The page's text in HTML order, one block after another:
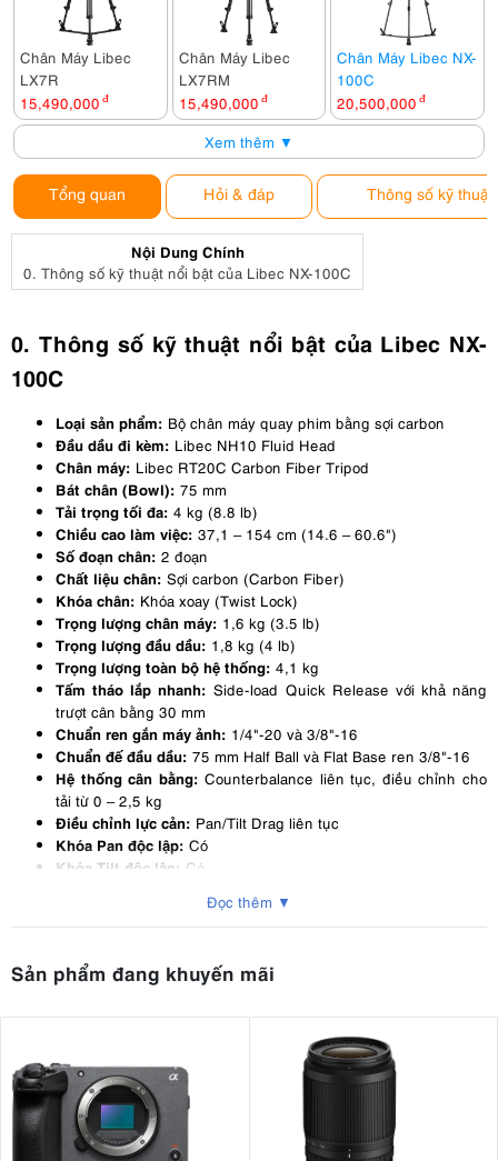
Chân Máy Libec
LX7R
15,490,000 đ
Chân Máy Libec
LX7RM
15,490,000 đ
Chân Máy Libec NX-
100C
20,500,000 đ
Xem thêm ▼
Tổng quan Hỏi & đáp Thông số kỹ thuật
Nội Dung Chính
0. Thông số kỹ thuật nổi bật của Libec NX-100C
0. Thông số kỹ thuật nổi bật của Libec NX-
100C
Loại sản phẩm: Bộ chân máy quay phim bằng sợi carbon
Đầu dầu đi kèm: Libec NH10 Fluid Head
Chân máy: Libec RT20C Carbon Fiber Tripod
Bát chân (Bowl): 75 mm
Tải trọng tối đa: 4 kg (8.8 lb)
Chiều cao làm việc: 37,1 – 154 cm (14.6 – 60.6")
Số đoạn chân: 2 đoạn
Chất liệu chân: Sợi carbon (Carbon Fiber)
Khóa chân: Khóa xoay (Twist Lock)
Trọng lượng chân máy: 1,6 kg (3.5 lb)
Trọng lượng đầu dầu: 1,8 kg (4 lb)
Trọng lượng toàn bộ hệ thống: 4,1 kg
Tấm tháo lắp nhanh: Side-load Quick Release với khả năng
trượt cân bằng 30 mm
Chuẩn ren gắn máy ảnh: 1/4"-20 và 3/8"-16
Chuẩn đế đầu dầu: 75 mm Half Ball và Flat Base ren 3/8"-16
Hệ thống cân bằng: Counterbalance liên tục, điều chỉnh cho
tải từ 0 – 2,5 kg
Điều chỉnh lực cản: Pan/Tilt Drag liên tục
Khóa Pan độc lập: Có
Khóa Tilt độc lập: Có
360°
Thước thủy:Có, tích hợp đèn LED
Vị trí lắp tay cầm:Hai bên đầu dầu (trái hoặc phải)
Đọc thêm ▼
Sản phẩm đang khuyến mãi